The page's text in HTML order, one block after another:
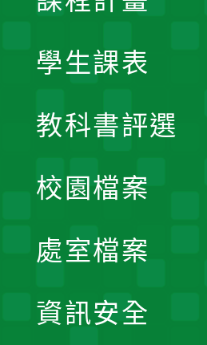
學生課表
教科書評選
校園檔案
處室檔案
資訊安全